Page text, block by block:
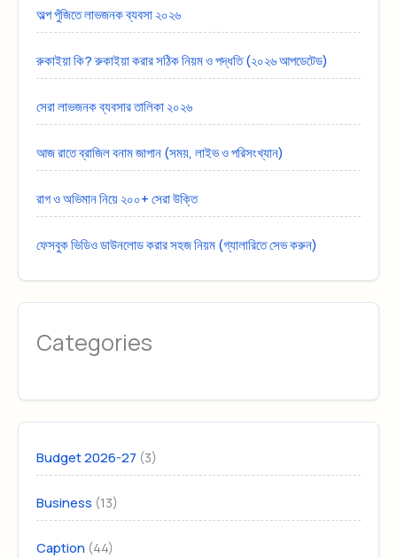
অল্প পুঁজিতে লাভজনক ব্যবসা ২০২৬
রুকাইয়া কি? রুকাইয়া করার সঠিক নিয়ম ও পদ্ধতি (২০২৬ আপডেটেড)
সেরা লাভজনক ব্যবসার তালিকা ২০২৬
আজ রাতে ব্রাজিল বনাম জাপান (সময়, লাইভ ও পরিসংখ্যান)
রাগ ও অভিমান নিয়ে ২০০+ সেরা উক্তি
ফেসবুক ভিডিও ডাউনলোড করার সহজ নিয়ম (গ্যালারিতে সেভ করুন)
Categories
Budget 2026-27 (3)
Business (13)
Caption (44)